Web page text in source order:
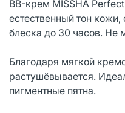
BB-крем MISSHA
естественный тон
блеска до 30 часов. Не
Благодаря мягкой
растушёвывается.
пигментные пятна.